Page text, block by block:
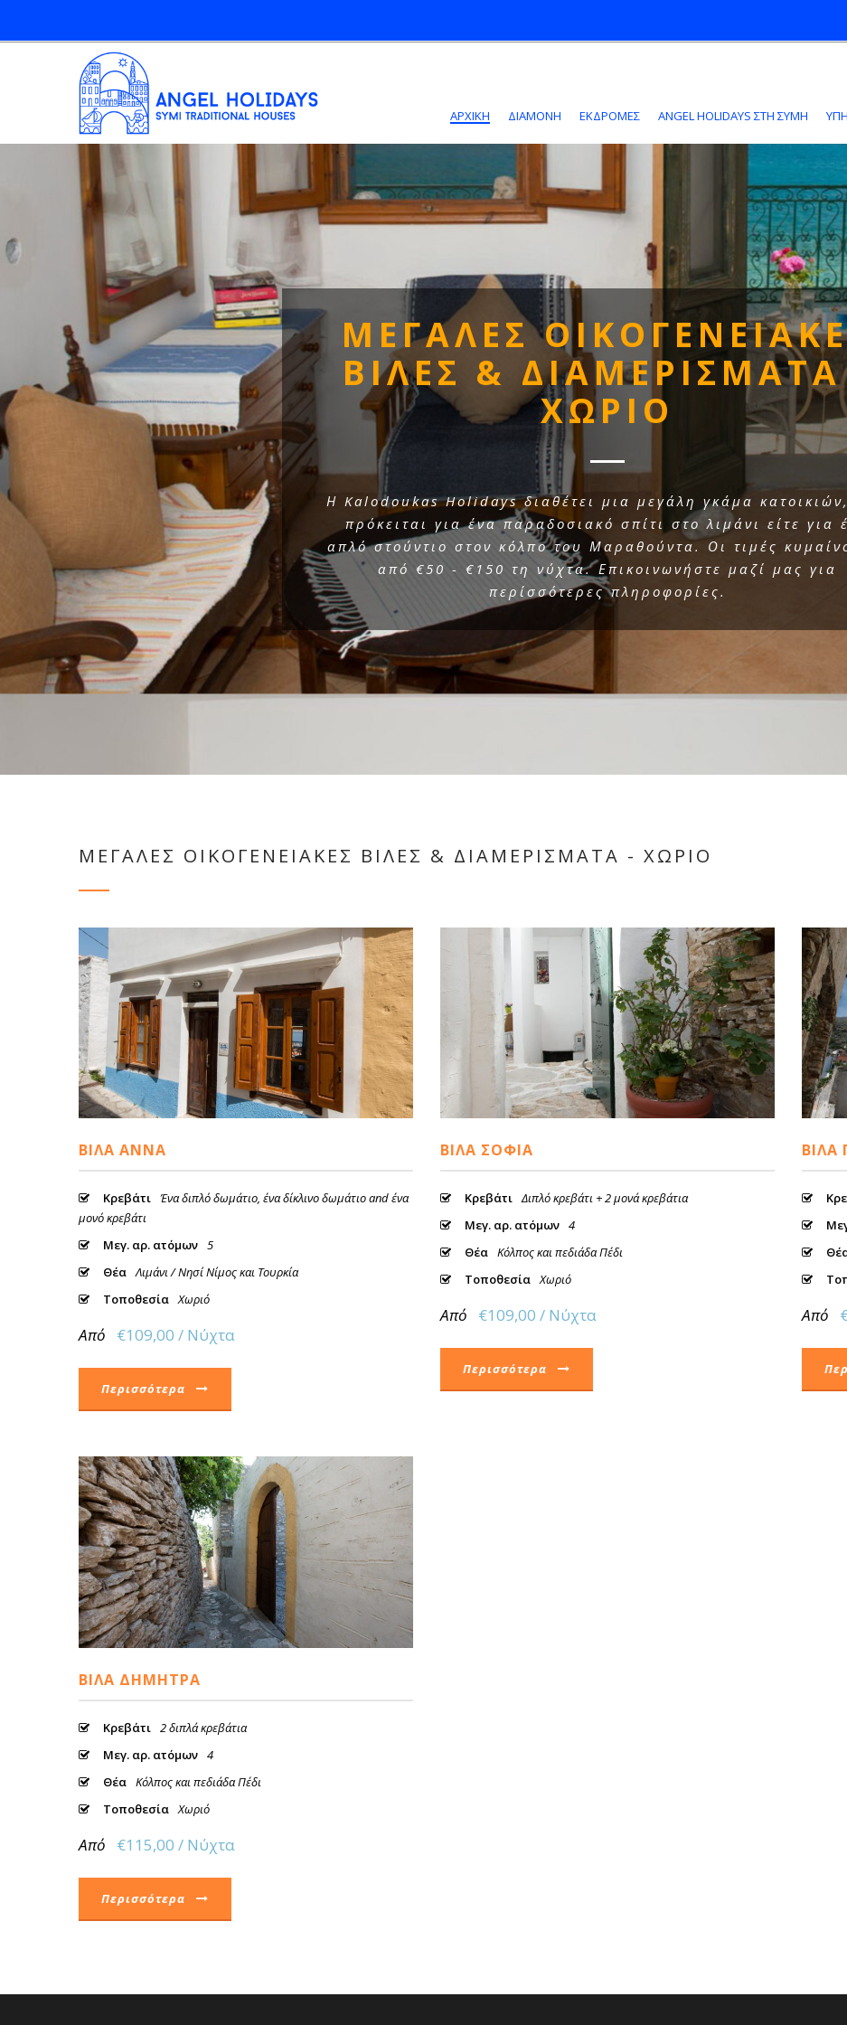
ΑΡΧΙΚΗ ΔΙΑΜΟΝΗ ΕΚΔΡΟΜΕΣ ANGEL HOLIDAYS ΣΤΗ ΣΎΜΗ
ΜΕΓΑΛΕΣ
ΒΙΛΕΣ &
ΧΩΡΙΟ
Η Kalodoukas Holidays διαθέτει μια μεγάλη γκάμα κατοικιών,
πρόκειται για ένα παραδοσιακό σπίτι στο λιμάνι είτε για
απλό στούντιο στον κόλπο του Μαραθούντα. Οι τιμές
από €50 - €150 τη νύχτα. Επικοινωνήστε μαζί μας για
περίσσότερες πληροφορίες.
ΜΕΓΑΛΕΣ ΟΙΚΟΓΕΝΕΙΑΚΕΣ ΒΙΛΕΣ & ΔΙΑΜΕΡΙΣΜΑΤΑ - ΧΩΡΙΟ
ΒΊΛΑ ΆΝΝΑ
Κρεβάτι Ένα διπλό δωμάτιο, ένα δίκλινο δωμάτιο and ένα
μονό κρεβάτι
Μεγ. αρ. ατόμων 5
Θέα Λιμάνι / Νησί Νίμος και Τουρκία
Τοποθεσία Χωριό
Από €109,00 / Νύχτα
Περισσότερα
ΒΊΛΑ ΣΟΦΊΑ
Κρεβάτι Διπλό κρεβάτι + 2 μονά κρεβάτια
Μεγ. αρ. ατόμων 4
Θέα Κόλπος και πεδιάδα Πέδι
Τοποθεσία Χωριό
Από €109,00 / Νύχτα
Περισσότερα
ΒΊΛΑ
Από
ΒΊΛΑ ΔΉΜΗΤΡΑ
Κρεβάτι 2 διπλά κρεβάτια
Μεγ. αρ. ατόμων 4
Θέα Κόλπος και πεδιάδα Πέδι
Τοποθεσία Χωριό
Από €115,00 / Νύχτα
Περισσότερα